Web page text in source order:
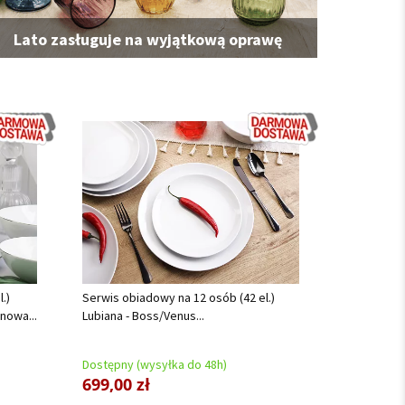
Lato zasługuje na wyjątkową oprawę
Serwis obiadowy na 12 osób (42 el.)
Lubiana - Boss/Venus...
Dostępny (wysyłka do 48h)
699,00 zł